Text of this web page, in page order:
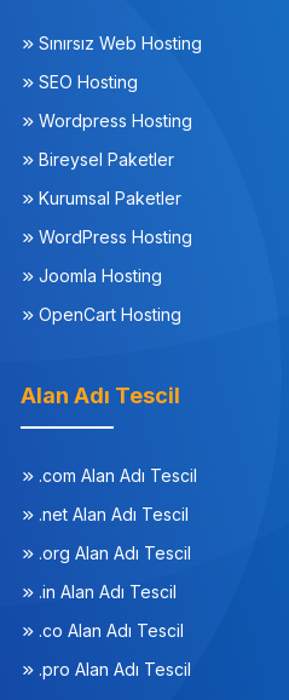
Sınırsız Web Hosting
SEO Hosting
Wordpress Hosting
Bireysel Paketler
Kurumsal Paketler
WordPress Hosting
Joomla Hosting
OpenCart Hosting
Alan Adı Tescil
.com Alan Adı Tescil
.net Alan Adı Tescil
.org Alan Adı Tescil
.in Alan Adı Tescil
.co Alan Adı Tescil
.pro Alan Adı Tescil